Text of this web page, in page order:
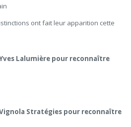
ont fait leur apparition cette
Lalumière pour reconnaître
Stratégies pour reconnaître